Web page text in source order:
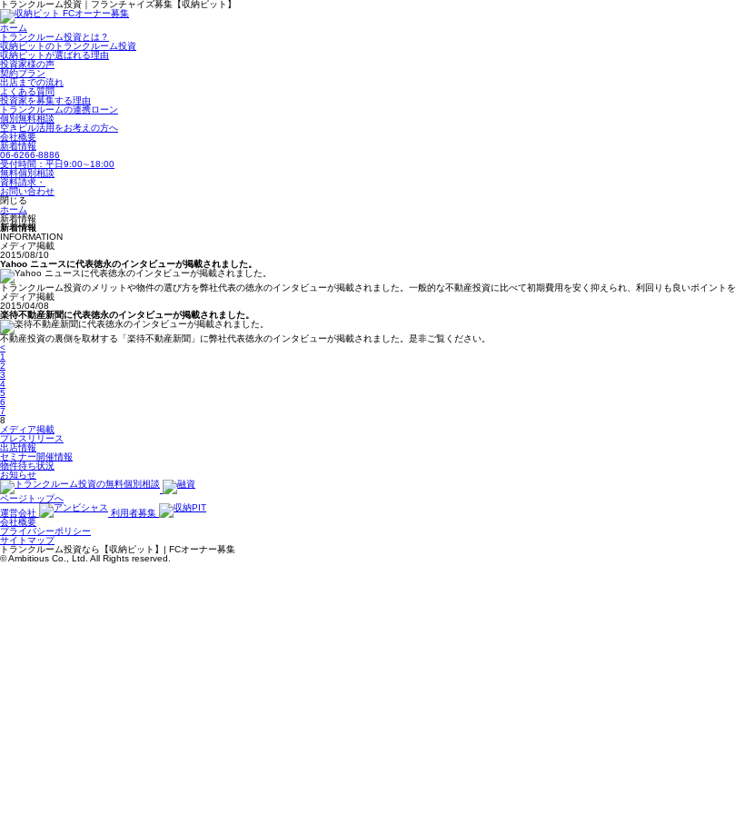
トランクルーム投資｜フランチャイズ募集【収納ピット】
ホーム
トランクルーム投資とは？
収納ピットのトランクルーム投資
収納ピットが選ばれる理由
投資家様の声
契約プラン
出店までの流れ
よくある質問
投資家を募集する理由
トランクルームの連携ローン
個別無料相談
空きビル活用をお考えの方へ
会社概要
新着情報
06-6266-8886
受付時間：平日9:00∼18:00
無料個別相談
資料請求・
お問い合わせ
閉じる
ホーム
新着情報
新着情報
INFORMATION
メディア掲載
2015/08/10
Yahoo ニュースに代表徳永のインタビューが掲載されました。
トランクルーム投資のメリットや物件の選び方を弊社代表の徳永のインタビューが掲載されました。一般的な不動産投資に比べて初期費用を安く抑えられ、利回りも良いポイント
メディア掲載
2015/04/08
楽待不動産新聞に代表徳永のインタビューが掲載されました。
不動産投資の裏側を取材する「楽待不動産新聞」に弊社代表徳永のインタビューが掲載されました。是非ご覧ください。
<
1
2
3
4
5
6
7
8
メディア掲載
プレスリリース
出店情報
セミナー開催情報
物件待ち状況
お知らせ
ページトップへ
運営会社
利用者募集
会社概要
プライバシーポリシー
サイトマップ
トランクルーム投資なら【収納ピット】| FCオーナー募集
© Ambitious Co., Ltd. All Rights reserved.